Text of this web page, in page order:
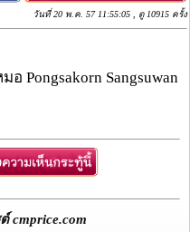
วันที่ 20 พ.ค. 57 11:55:05 , ดู 10915 ครั้ง
Sangsuwan
cmprice.com